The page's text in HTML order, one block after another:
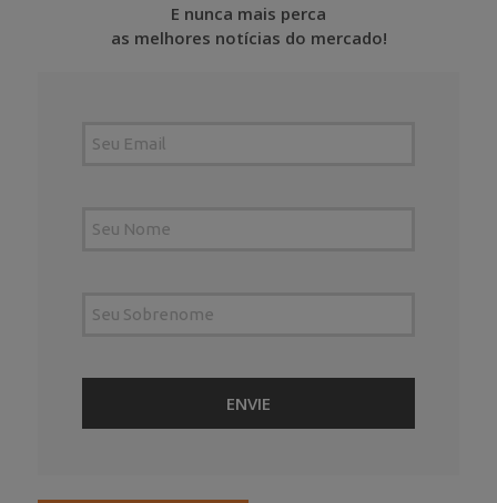
E nunca mais perca
as melhores notícias do mercado!